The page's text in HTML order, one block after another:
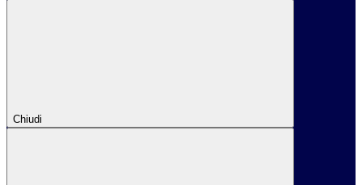
Chiudi